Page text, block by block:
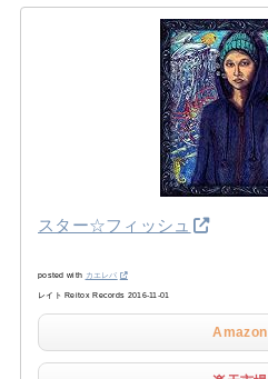
スター☆フィッシュ
posted with カエレバ
レイト Reitox Records 2016-11-01
Amazon